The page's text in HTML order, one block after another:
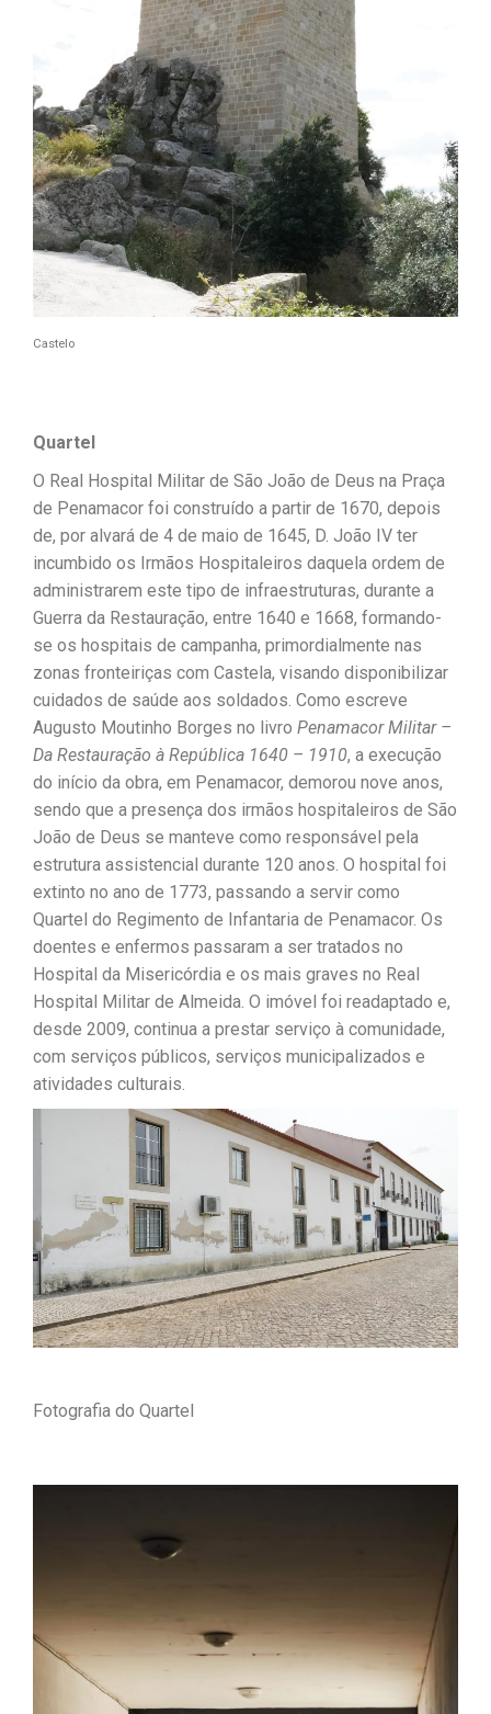
Castelo
Quartel
O Real Hospital Militar de São João de Deus na Praça
de Penamacor foi construído a partir de 1670, depois
de, por alvará de 4 de maio de 1645, D. João IV ter
incumbido os Irmãos Hospitaleiros daquela ordem de
administrarem este tipo de infraestruturas, durante a
Guerra da Restauração, entre 1640 e 1668, formando-
se os hospitais de campanha, primordialmente nas
zonas fronteiriças com Castela, visando disponibilizar
cuidados de saúde aos soldados. Como escreve
Augusto Moutinho Borges no livro Penamacor Militar –
Da Restauração à República 1640 – 1910, a execução
do início da obra, em Penamacor, demorou nove anos,
sendo que a presença dos irmãos hospitaleiros de São
João de Deus se manteve como responsável pela
estrutura assistencial durante 120 anos. O hospital foi
extinto no ano de 1773, passando a servir como
Quartel do Regimento de Infantaria de Penamacor. Os
doentes e enfermos passaram a ser tratados no
Hospital da Misericórdia e os mais graves no Real
Hospital Militar de Almeida. O imóvel foi readaptado e,
desde 2009, continua a prestar serviço à comunidade,
com serviços públicos, serviços municipalizados e
atividades culturais.
Fotografia do Quartel